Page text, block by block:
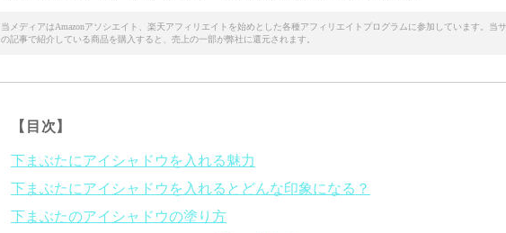
当メディアはAmazonアソシエイト、楽天アフィリエイトを始めとした各種アフィリエイトプログラムに参加しています。当
の記事で紹介している商品を購入すると、売上の一部が弊社に還元されます。
【目次】
下まぶたにアイシャドウを入れる魅力
下まぶたにアイシャドウを入れるとどんな印象になる？
下まぶたのアイシャドウの塗り方